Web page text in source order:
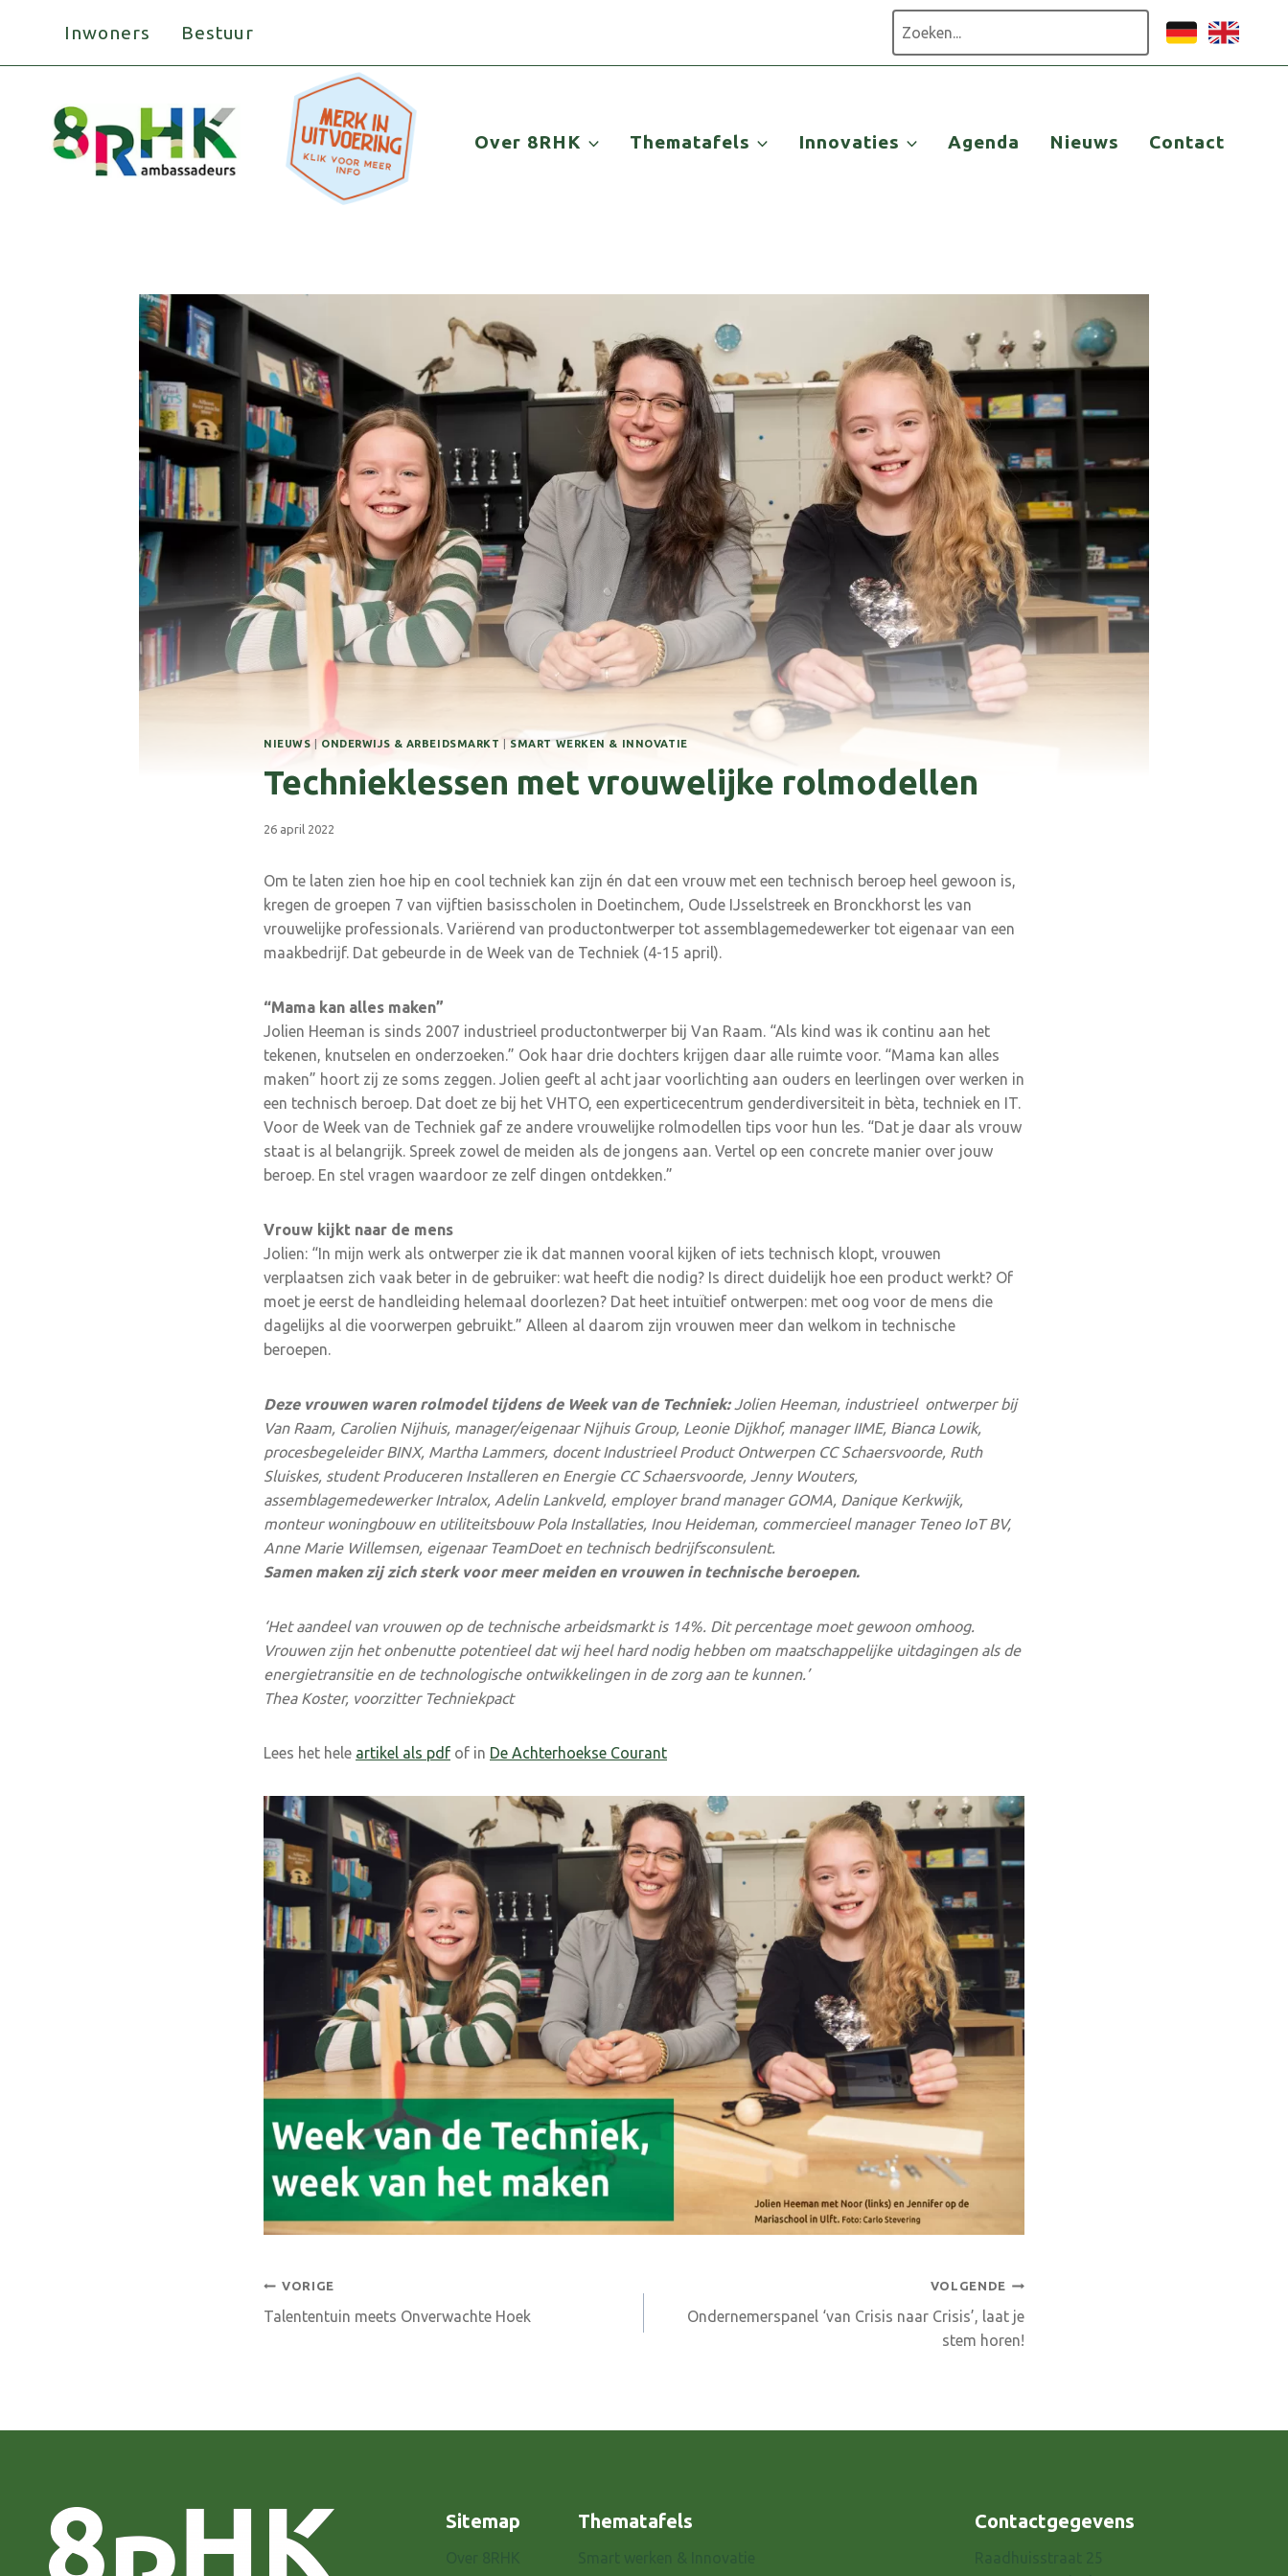
Inwoners Bestuur
Over 8RHK Thematafels Innovaties Agenda Nieuws Contact
NIEUWS ONDERWIJS & ARBEIDSMARKT |SMART WERKEN & INNOVATIE
Technieklessen met vrouwelijke rolmodellen
26 april 2022
Om te laten zien hoe hip en cool techniek kan zijn én dat een vrouw met een technisch beroep heel gewoon is,
kregen de groepen 7 van vijftien basisscholen in Doetinchem, Oude IJsselstreek en Bronckhorst les van
vrouwelijke professionals. Variërend van productontwerper tot assemblagemedewerker tot eigenaar van een
maakbedrijf. Dat gebeurde in de Week van de Techniek (4-15 april).
“Mama kan alles maken”
Jolien Heeman is sinds 2007 industrieel productontwerper bij Van Raam. “Als kind was ik continu aan het
tekenen, knutselen en onderzoeken.” Ook haar drie dochters krijgen daar alle ruimte voor. “Mama kan alles
maken” hoort zij ze soms zeggen. Jolien geeft al acht jaar voorlichting aan ouders en leerlingen over werken in
een technisch beroep. Dat doet ze bij het VHTO, een experticecentrum genderdiversiteit in bèta, techniek en IT.
Voor de Week van de Techniek gaf ze andere vrouwelijke rolmodellen tips voor hun les. “Dat je daar als vrouw
staat is al belangrijk. Spreek zowel de meiden als de jongens aan. Vertel op een concrete manier over jouw
beroep. En stel vragen waardoor ze zelf dingen ontdekken.”
Vrouw kijkt naar de mens
Jolien: “In mijn werk als ontwerper zie ik dat mannen vooral kijken of iets technisch klopt, vrouwen
verplaatsen zich vaak beter in de gebruiker: wat heeft die nodig? Is direct duidelijk hoe een product werkt? Of
moet je eerst de handleiding helemaal doorlezen? Dat heet intuïtief ontwerpen: met oog voor de mens die
dagelijks al die voorwerpen gebruikt.” Alleen al daarom zijn vrouwen meer dan welkom in technische
beroepen.
Deze vrouwen waren rolmodel tijdens de Week van de Techniek:Jolien Heeman, industrieel ontwerper bij
Van Raam, Carolien Nijhuis, manager/eigenaar Nijhuis Group, Leonie Dijkhof, manager IIME, Bianca Lowik,
procesbegeleider BINX, Martha Lammers, docent Industrieel Product Ontwerpen CC Schaersvoorde, Ruth
Sluiskes, student Produceren Installeren en Energie CC Schaersvoorde, Jenny Wouters,
assemblagemedewerker Intralox, Adelin Lankveld, employer brand manager GOMA, Danique Kerkwijk,
monteur woningbouw en utiliteitsbouw Pola Installaties, Inou Heideman, commercieel manager Teneo IoT BV,
Anne Marie Willemsen, eigenaar TeamDoet en technisch bedrijfsconsulent.
Samen maken zij zich sterk voor meer meiden en vrouwen in technische beroepen.
‘Het aandeel van vrouwen op de technische arbeidsmarkt is 14%. Dit percentage moet gewoon omhoog.
Vrouwen zijn het onbenutte potentieel dat wij heel hard nodig hebben om maatschappelijke uitdagingen als de
energietransitie en de technologische ontwikkelingen in de zorg aan te kunnen.’
Thea Koster, voorzitter Techniekpact
Lees het hele artikel als pdf of in De Achterhoekse Courant
Bericht
navigatie
VORIGE
Talententuin meets Onverwachte Hoek
VOLGENDE
Ondernemerspanel ‘van Crisis naar Crisis’, laat je
stem horen!
Sitemap Thematafels Contactgegevens